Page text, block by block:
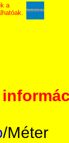
a
/Méter